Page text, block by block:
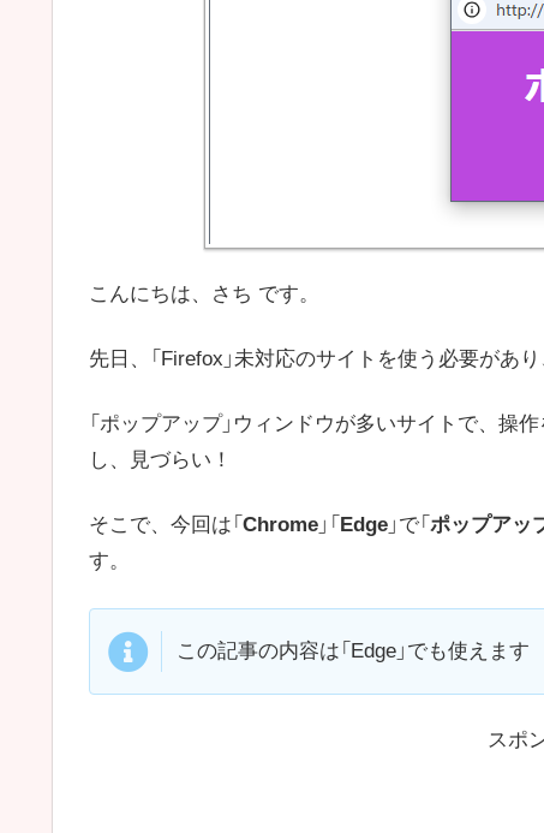
こんにちは、さち です。
先日、「Firefox」未対応のサイトを使う必要があ
「ポップアップ」ウィンドウが多いサイトで、
し、見づらい！
そこで、今回は「 Chrome 」「 Edge 」で「 ポップアッ
す。
この記事の内容は「Edge」でも使えます
スポ